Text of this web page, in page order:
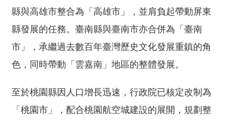
縣與高雄市整合為「高雄市」，並肩負起帶動屏東
縣發展的任務。臺南縣與臺南市亦合併為「臺南
市」，承繼過去數百年臺灣歷史文化發展重鎮的角
色，同時帶動「雲嘉南」地區的整體發展。
至於桃園縣因人口增長迅速，行政院已核定改制為
「桃園市」，配合桃園航空城建設的展開，規劃整